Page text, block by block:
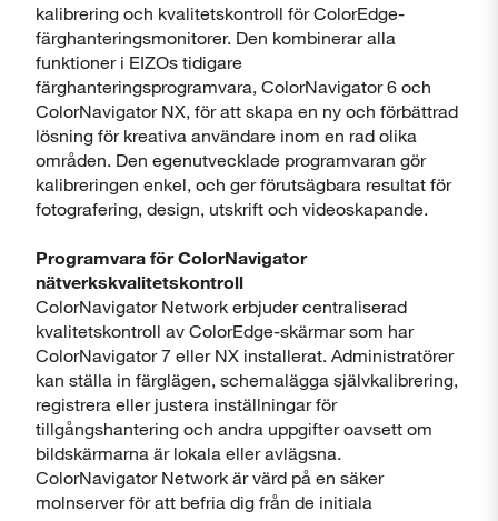
kalibrering och kvalitetskontroll för ColorEdge-
färghanteringsmonitorer. Den kombinerar alla
funktioner i EIZOs tidigare
färghanteringsprogramvara, ColorNavigator 6 och
ColorNavigator NX, för att skapa en ny och förbättrad
lösning för kreativa användare inom en rad olika
områden. Den egenutvecklade programvaran gör
kalibreringen enkel, och ger förutsägbara resultat för
fotografering, design, utskrift och videoskapande.
Programvara för ColorNavigator
nätverkskvalitetskontroll
ColorNavigator Network erbjuder centraliserad
kvalitetskontroll av ColorEdge-skärmar som har
ColorNavigator 7 eller NX installerat. Administratörer
kan ställa in färglägen, schemalägga självkalibrering,
registrera eller justera inställningar för
tillgångshantering och andra uppgifter oavsett om
bildskärmarna är lokala eller avlägsna.
ColorNavigator Network är värd på en säker
molnserver för att befria dig från de initiala